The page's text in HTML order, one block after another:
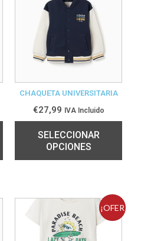
CHAQUETA UNIVERSITARIA
€27,99 IVA Incluido
SELECCIONAR
OPCIONES
¡OFER